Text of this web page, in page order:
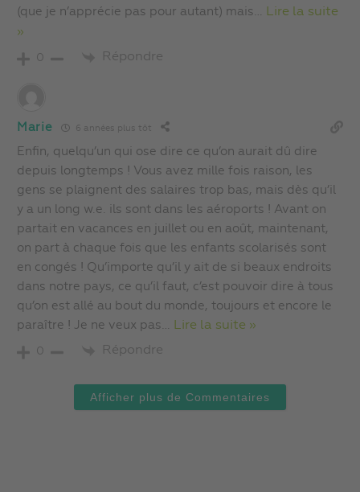
(que je n’apprécie pas pour autant) mais… Lire la suite
»
0 Répondre
Marie 6 années plus tôt
Enfin, quelqu’un qui ose dire ce qu’on aurait dû dire
depuis longtemps ! Vous avez mille fois raison, les
gens se plaignent des salaires trop bas, mais dès qu’il
y a un long w.e. ils sont dans les aéroports ! Avant on
partait en vacances en juillet ou en août, maintenant,
on part à chaque fois que les enfants scolarisés sont
en congés ! Qu’importe qu’il y ait de si beaux endroits
dans notre pays, ce qu’il faut, c’est pouvoir dire à tous
qu’on est allé au bout du monde, toujours et encore le
paraître ! Je ne veux pas… Lire la suite »
0 Répondre
Afficher plus de Commentaires